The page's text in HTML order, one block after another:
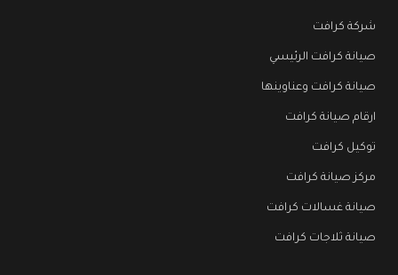
شركة كرافت
صيانة كرافت الرئيسي
صيانة كرافت وعناوينها
ارقام صيانة كرافت
توكيل كرافت
مركز صيانة كرافت
صيانة غسالات كرافت
صيانة ثلاجات كرافت